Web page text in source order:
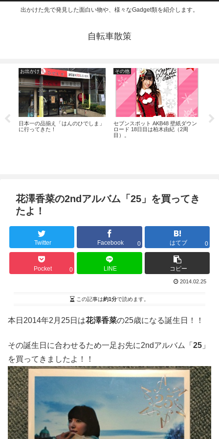
出かけた先で発見した面白い物や、様々なGadget類を紹介します。
自転車散策
お出かけ
日本一の品揃え「はんのひでしま」
に行ってきた！
その他
セブンスポット AKB48 壁紙ダウン
ロード 18日目は柏木由紀（2周
目）。
花澤香菜の2ndアルバム「25」を買ってき
たよ！
Twitter Facebook 0 はてブ 0
Pocket 0 LINE コピー
2014.02.25
この記事は約1分で読めます。
本日2014年2月25日は花澤香菜の25歳になる誕生日！！
その誕生日に合わせるため一足お先に2ndアルバム「 25 」
を買ってきましたよ！！